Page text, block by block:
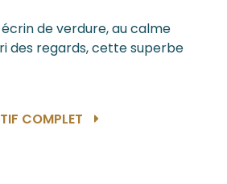
de verdure, au calme
des regards, cette superbe
COMPLET